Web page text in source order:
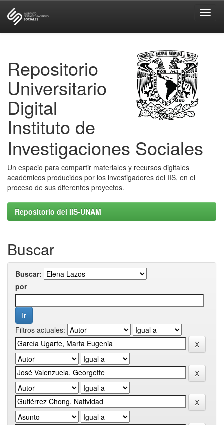
Repositorio
Universitario
Digital
Instituto de
Investigaciones Sociales
Un espacio para compartir materiales y recursos digitales
académicos producidos por los investigadores del IIS, en el
proceso de sus diferentes proyectos.
Repositorio del IIS-UNAM
Buscar
Buscar:
por
Filtros actuales: